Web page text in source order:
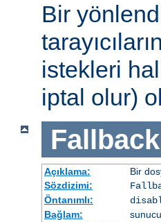
Bir
istekleri
iptal olur)
Açıklama:
Bir
Sözdizimi:
Öntanımlı:
Bağlam: